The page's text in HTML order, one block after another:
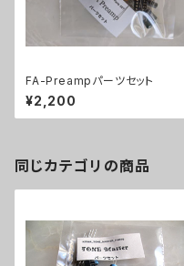
FA-Preampパーツセット
¥2,200
同じカテゴリの商品